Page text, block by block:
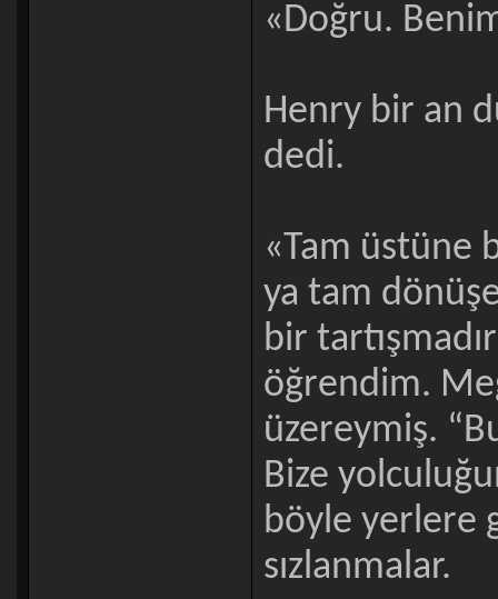
«Doğru.
Henry bir an
dedi.
«Tam üstüne
ya tam
bir
öğrendim.
üzereymiş.
Bize
böyle yerlere
sızlanmalar.